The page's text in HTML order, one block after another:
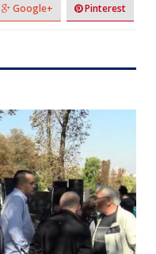
Google+ Pinterest